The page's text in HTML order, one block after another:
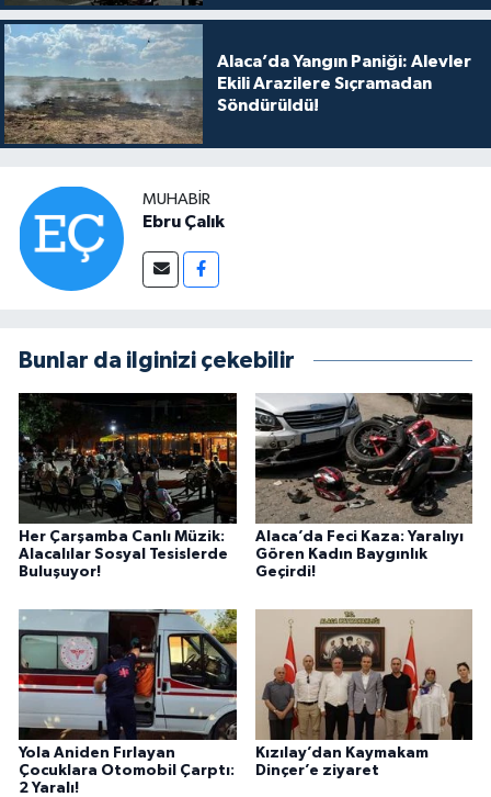
Alaca’da Yangın Paniği: Alevler
Ekili Arazilere Sıçramadan
Söndürüldü!
MUHABIR
Ebru Çalık
Bunlar da ilginizi çekebilir
Her Çarşamba Canlı Müzik:
Alacalılar Sosyal Tesislerde
Buluşuyor!
Alaca’da Feci Kaza: Yaralıyı
Gören Kadın Baygınlık
Geçirdi!
Yola Aniden Fırlayan
Çocuklara Otomobil Çarptı:
2 Yaralı!
Kızılay’dan Kaymakam
Dinçer’e ziyaret